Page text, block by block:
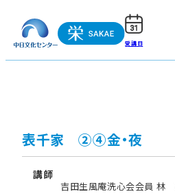
受講日
表千家 ②④金・夜
講師
吉田生風庵洗心会会員 林